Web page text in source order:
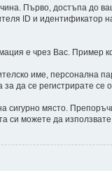
Първо, достъпа до
ID и идентификатор
е чрез Вас. Пример
име, персонална
да се регистрирате
сигурно място.
си можете да